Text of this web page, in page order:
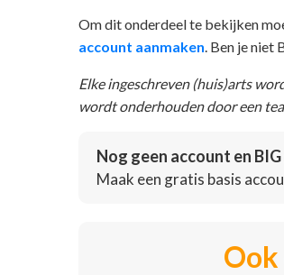
Om dit onderdeel te bekijken
account aanmaken . Ben je
Elke ingeschreven (huis)arts
wordt onderhouden door een
Nog geen account en
Maak een gratis basis